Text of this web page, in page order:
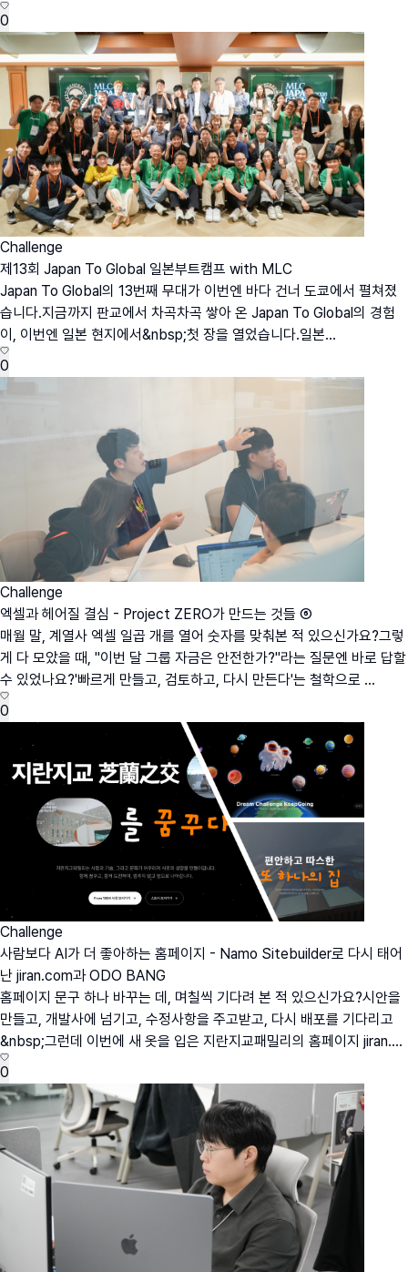
0
Challenge
제13회 Japan To Global 일본부트캠프 with MLC
Japan To Global의 13번째 무대가 이번엔 바다 건너 도쿄에서 펼쳐졌
습니다.지금까지 판교에서 차곡차곡 쌓아 온 Japan To Global의 경험
이, 이번엔 일본 현지에서&nbsp;첫 장을 열었습니다.일본...
0
Challenge
엑셀과 헤어질 결심 - Project ZERO가 만드는 것들 ⑥
매월 말, 계열사 엑셀 일곱 개를 열어 숫자를 맞춰본 적 있으신가요?그렇
게 다 모았을 때, "이번 달 그룹 자금은 안전한가?"라는 질문엔 바로 답할
수 있었나요?'빠르게 만들고, 검토하고, 다시 만든다'는 철학으로 ...
0
Challenge
사람보다 AI가 더 좋아하는 홈페이지 - Namo Sitebuilder로 다시 태어
난 jiran.com과 ODO BANG
홈페이지 문구 하나 바꾸는 데, 며칠씩 기다려 본 적 있으신가요?시안을
만들고, 개발사에 넘기고, 수정사항을 주고받고, 다시 배포를 기다리고
&nbsp;그런데 이번에 새 옷을 입은 지란지교패밀리의 홈페이지 jiran....
0